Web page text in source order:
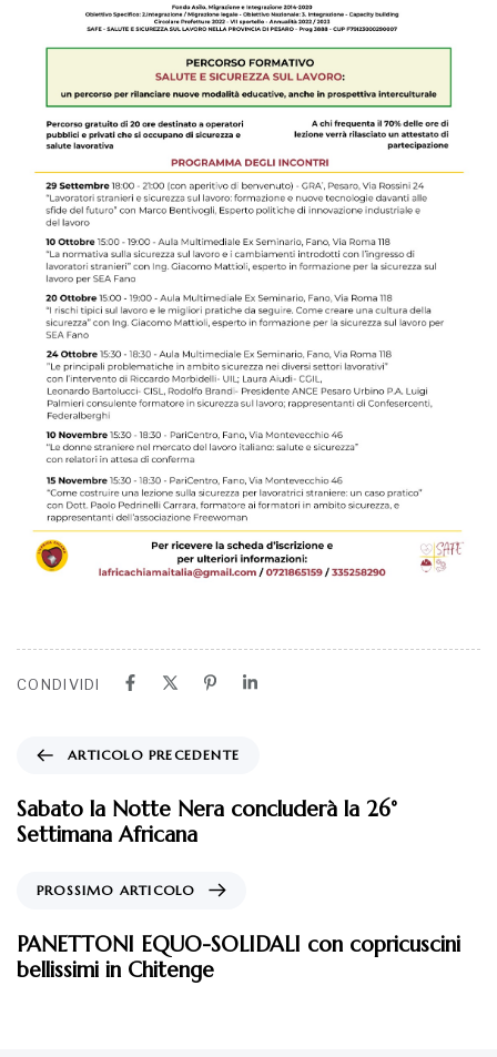
CONDIVIDI
ARTICOLO PRECEDENTE
Sabato la Notte Nera concluderà la 26°
Settimana Africana
PROSSIMO ARTICOLO
PANETTONI EQUO-SOLIDALI con copricuscini
bellissimi in Chitenge